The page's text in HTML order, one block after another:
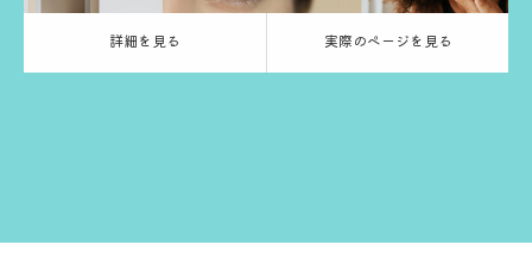
詳細を見る 実際のページを見る